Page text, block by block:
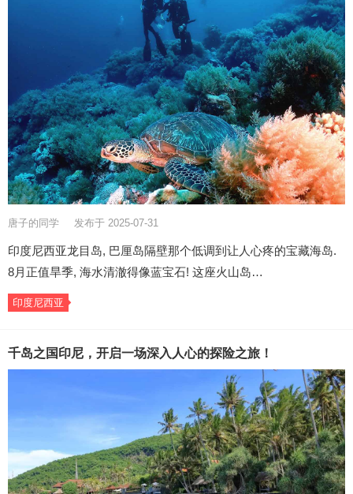
唐子的同学 发布于 2025-07-31
印度尼西亚龙目岛, 巴厘岛隔壁那个低调到让人心疼的宝藏海岛.
8月正值旱季, 海水清澈得像蓝宝石! 这座火山岛…
印度尼西亚
千岛之国印尼，开启一场深入人心的探险之旅！